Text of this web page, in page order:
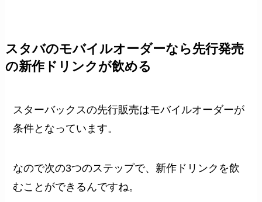
スタバのモバイルオーダーなら先行発売
の新作ドリンクが飲める
スターバックスの先行販売はモバイルオーダーが
条件となっています。
なので次の3つのステップで、新作ドリンクを飲
むことができるんですね。